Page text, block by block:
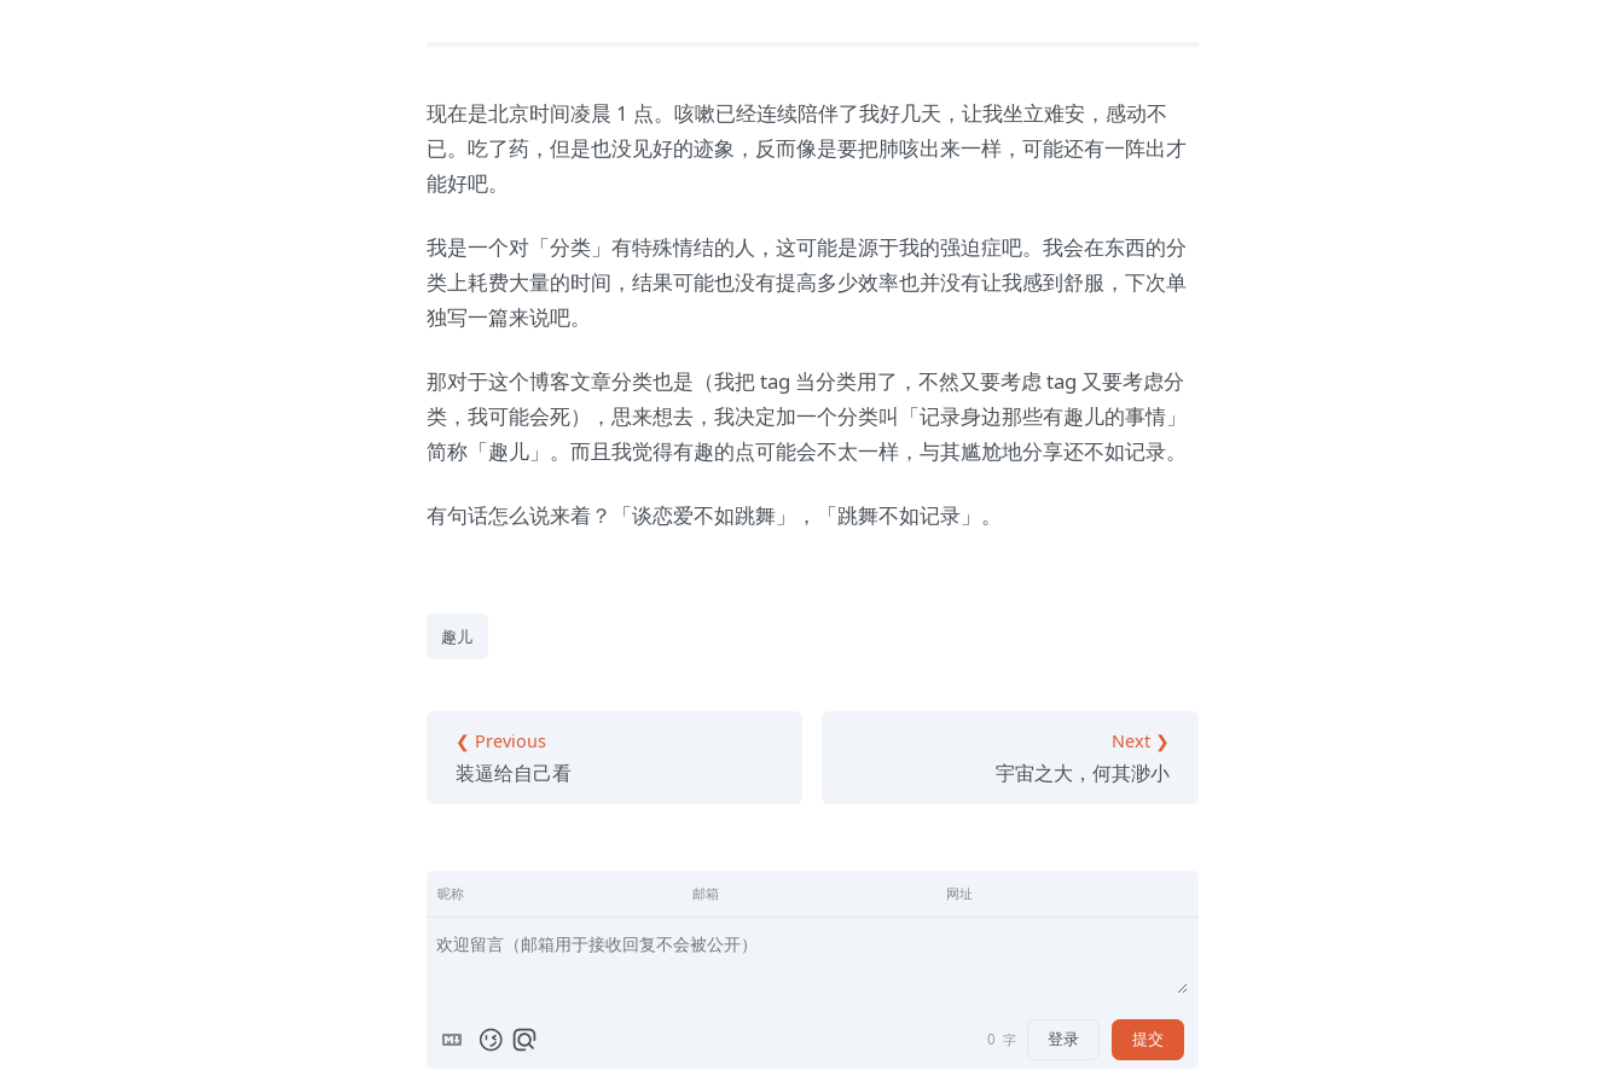
现在是北京时间凌晨 1 点。咳嗽已经连续陪伴了我好几天，让我坐立难安，感动不
已。吃了药，但是也没见好的迹象，反而像是要把肺咳出来一样，可能还有一阵出才
能好吧。
我是一个对「分类」有特殊情结的人，这可能是源于我的强迫症吧。我会在东西的分
类上耗费大量的时间，结果可能也没有提高多少效率也并没有让我感到舒服，下次单
独写一篇来说吧。
那对于这个博客文章分类也是（我把 tag 当分类用了，不然又要考虑 tag 又要考虑分
类，我可能会死），思来想去，我决定加一个分类叫「记录身边那些有趣儿的事情」
简称「趣儿」。而且我觉得有趣的点可能会不太一样，与其尴尬地分享还不如记录。
有句话怎么说来着？「谈恋爱不如跳舞」，「跳舞不如记录」。
趣儿
❮ Previous
装逼给自己看
Next ❯
宇宙之大，何其渺小
昵称 邮箱 网址
0 字 登录 提交